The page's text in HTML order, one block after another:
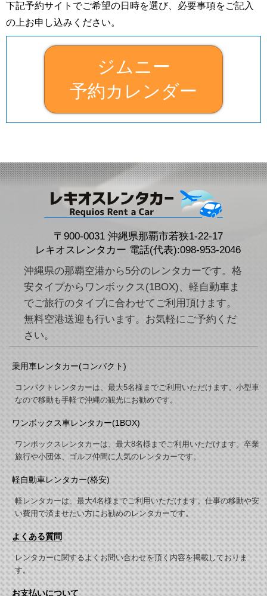
下記予約サイトでご希望の日時を選び、必要事項をご記入
の上お申し込みください。
ジムニー
予約カレンダー
〒900-0031 沖縄県那覇市若狭1-22-17
レキオスレンタカー 電話(代表):098-953-2046
沖縄県の那覇空港から5分のレンタカーです。格
安タイプからワンボックス(1BOX)、軽自動車ま
でご旅行のタイプに合わせてご利用頂けます。
無料空港送迎も行います。お気軽にご予約くだ
さい。
乗用車レンタカー(コンパクト)
コンパクトレンタカーは、最大5名様までご利用いただけます。小型車
なので移動も手軽で沖縄の観光にお勧めです。
ワンボックス車レンタカー(1BOX)
ワンボックスレンタカーは、最大8名様までご利用いただけます。卒業
旅行や小団体、ゴルフ仲間に人気のレンタカーです。
軽自動車レンタカー(格安)
軽レンタカーは、最大4名様までご利用いただけます。仕事の移動や安
い費用で済ませたい方にお勧めのレンタカーです。
よくある質問
レンタカーに関するよくお問い合わせを頂く内容を掲載しておりま
す。
お支払いについて